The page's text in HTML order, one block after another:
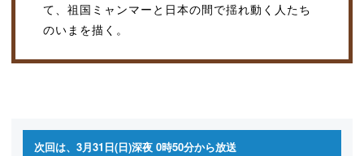
て、祖国ミャンマーと日本の間で揺れ動く人たち
のいまを描く。
次回は、3月31日(日)深夜 0時50分から放送